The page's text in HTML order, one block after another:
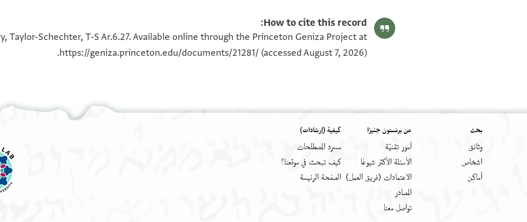
100%
100%
How to cite this record:
Taylor-Schechter, T-S Ar.6.27. Available online through the Princeton Geniza Project at
https://geniza.princeton.edu/documents/21281/ (accessed August 7, 2026).
بحث
وثائق
اشخاص
أَماكِن
عن برنستون جنيزا
أمور تِقنيّة
الأسئلة الأكثر شيوعًا
الاعتمادات (فريق العمل)
المصادر
تواصل معنا
كيفية (إرشادات)
مسرد المصطلحات
كيف تبحث في موقعنا؟
الصفحة الرئيسة